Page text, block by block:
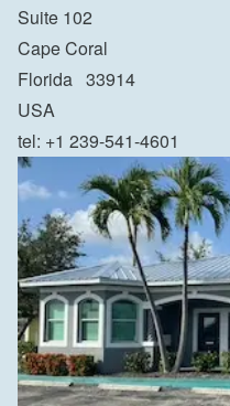
Suite 102
Cape Coral
Florida   33914
USA
tel: +1 239-541-4601